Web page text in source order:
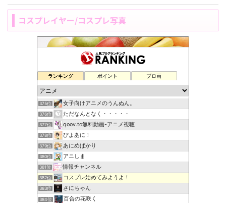
コスプレイヤー/コスプレ写真
ランキング ポイント ブロ画
375位 女子向けアニメのうんぬん。
376位 ただなんとなく・・・・・
377位 qoov.to無料動画-アニメ視聴
378位 ぴよあに！
379位 あにめばかり
380位 アニしま
381位 情報チャンネル
382位 コスプレ始めてみようよ！
383位 さにちゃん
384位 百合の花咲く